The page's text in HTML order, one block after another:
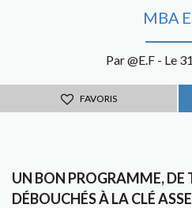
MBA
Par @E.F - Le
FAVORIS
UN BON PROGRAMME, DE
DÉBOUCHÉS À LA CLÉ